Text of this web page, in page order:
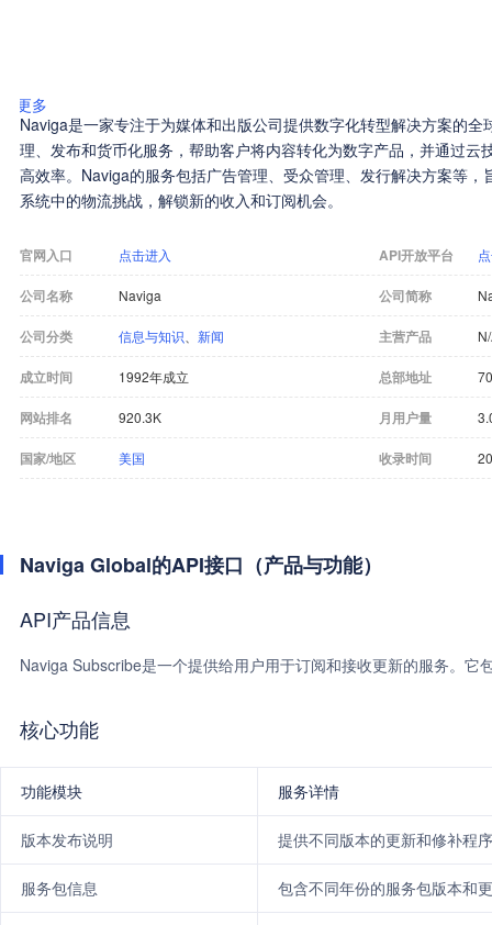
更多
Naviga是一家专注于为媒体和出版公司提供数字化转型解决方案的
理、发布和货币化服务，帮助客户将内容转化为数字产品，并通过云
高效率。Naviga的服务包括广告管理、受众管理、发行解决方案等
系统中的物流挑战，解锁新的收入和订阅机会。
官网入口 点击进入 API开放平台
公司名称 Naviga 公司简称
公司分类 信息与知识 新闻 主营产品
成立时间 1992年成立 总部地址
网站排名 920.3K 月用户量
国家/地区 美国 收录时间
Naviga Global的API接口（产品与功能）
API产品信息
Naviga Subscribe是一个提供给用户用于订阅和接收更新的服务。
核心功能
功能模块 服务详情
版本发布说明 提供不同版本的更新和修补程
服务包信息 包含不同年份的服务包版本和